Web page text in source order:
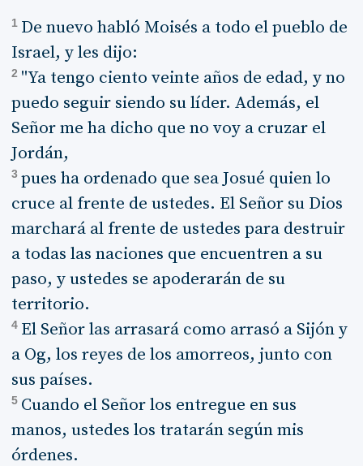
1 De nuevo habló Moisés a todo el pueblo de
Israel, y les dijo:
2 "Ya tengo ciento veinte años de edad, y no
puedo seguir siendo su líder. Además, el
Señor me ha dicho que no voy a cruzar el
Jordán,
3 pues ha ordenado que sea Josué quien lo
cruce al frente de ustedes. El Señor su Dios
marchará al frente de ustedes para destruir
a todas las naciones que encuentren a su
paso, y ustedes se apoderarán de su
territorio.
4 El Señor las arrasará como arrasó a Sijón y
a Og, los reyes de los amorreos, junto con
sus países.
5 Cuando el Señor los entregue en sus
manos, ustedes los tratarán según mis
órdenes.